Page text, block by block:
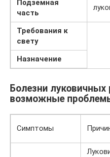
Подземная
часть
Требования к
свету
Назначение
Болезни луковичных
возможные
Симптомы